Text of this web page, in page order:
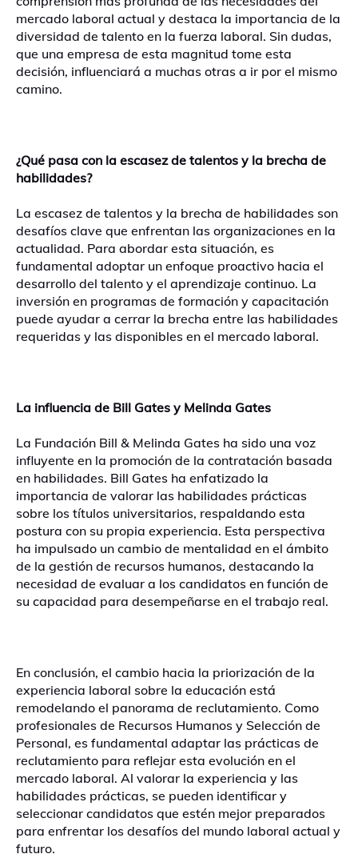
mercado laboral actual y destaca la importancia de la
diversidad de talento en la fuerza laboral. Sin dudas,
que una empresa de esta magnitud tome esta
decisión, influenciará a muchas otras a ir por el mismo
camino.
¿Qué pasa con la escasez de talentos y la brecha de
habilidades?
La escasez de talentos y la brecha de habilidades son
desafíos clave que enfrentan las organizaciones en la
actualidad. Para abordar esta situación, es
fundamental adoptar un enfoque proactivo hacia el
desarrollo del talento y el aprendizaje continuo. La
inversión en programas de formación y capacitación
puede ayudar a cerrar la brecha entre las habilidades
requeridas y las disponibles en el mercado laboral.
La influencia de Bill Gates y Melinda Gates
La Fundación Bill & Melinda Gates ha sido una voz
influyente en la promoción de la contratación basada
en habilidades. Bill Gates ha enfatizado la
importancia de valorar las habilidades prácticas
sobre los títulos universitarios, respaldando esta
postura con su propia experiencia. Esta perspectiva
ha impulsado un cambio de mentalidad en el ámbito
de la gestión de recursos humanos, destacando la
necesidad de evaluar a los candidatos en función de
su capacidad para desempeñarse en el trabajo real.
En conclusión, el cambio hacia la priorización de la
experiencia laboral sobre la educación está
remodelando el panorama de reclutamiento. Como
profesionales de Recursos Humanos y Selección de
Personal, es fundamental adaptar las prácticas de
reclutamiento para reflejar esta evolución en el
mercado laboral. Al valorar la experiencia y las
habilidades prácticas, se pueden identificar y
seleccionar candidatos que estén mejor preparados
para enfrentar los desafíos del mundo laboral actual y
futuro.